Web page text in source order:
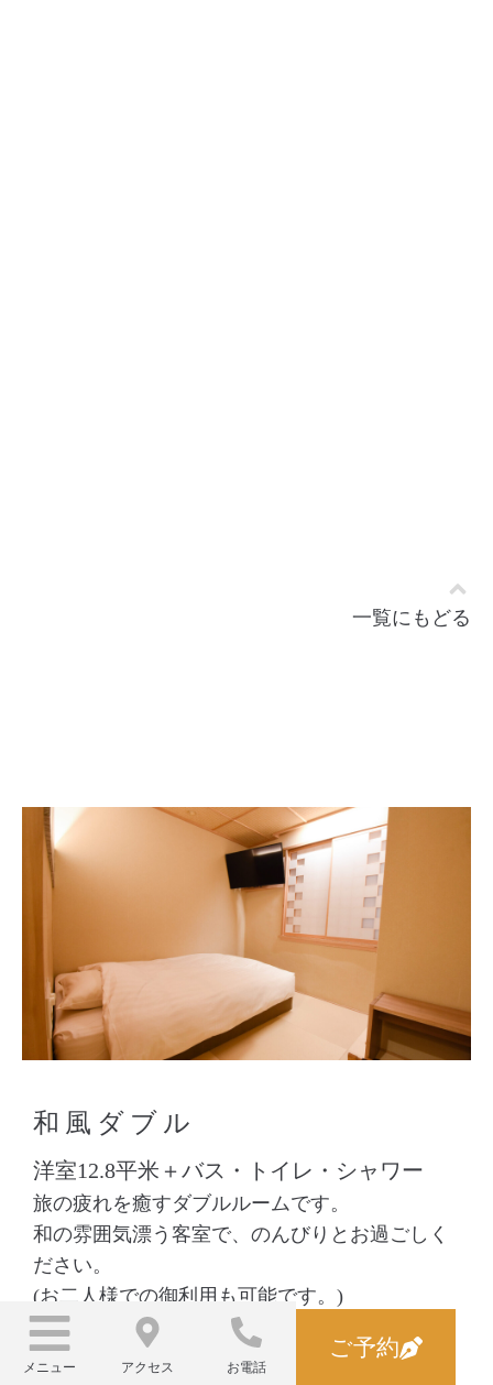
お電話
アクセス
メニュー
ご予約
一覧にもどる
和風ダブル
洋室12.8平米＋バス・トイレ・シャワー
旅の疲れを癒すダブルルームです。
和の雰囲気漂う客室で、のんびりとお過ごしく
ださい。
(お二人様での御利用も可能です。)
約13㎡
定員1～2名